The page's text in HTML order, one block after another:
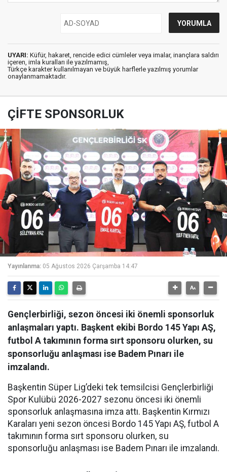
UYARI: Küfür, hakaret, rencide edici cümleler veya imalar, inançlara saldırı
içeren, imla kuralları ile yazılmamış,
Türkçe karakter kullanılmayan ve büyük harflerle yazılmış yorumlar
onaylanmamaktadır.
ÇİFTE SPONSORLUK
Yayınlanma: 05 Ağustos 2026 Çarşamba 14:47
Gençlerbirliği, sezon öncesi iki önemli sponsorluk
anlaşmaları yaptı. Başkent ekibi Bordo 145 Yapı AŞ,
futbol A takımının forma sırt sponsoru olurken, su
sponsorluğu anlaşması ise Badem Pınarı ile
imzalandı.
Başkentin Süper Lig’deki tek temsilcisi Gençlerbirliği
Spor Kulübü 2026-2027 sezonu öncesi iki önemli
sponsorluk anlaşmasına imza attı. Başkentin Kırmızı
Karaları yeni sezon öncesi Bordo 145 Yapı AŞ, futbol A
takımının forma sırt sponsoru olurken, su
sponsorluğu anlaşması ise Badem Pınarı ile imzalandı.